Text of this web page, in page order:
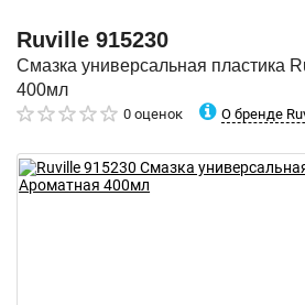
Ruville 915230
Смазка универсальная пластика
400мл
0 оценок О бренде